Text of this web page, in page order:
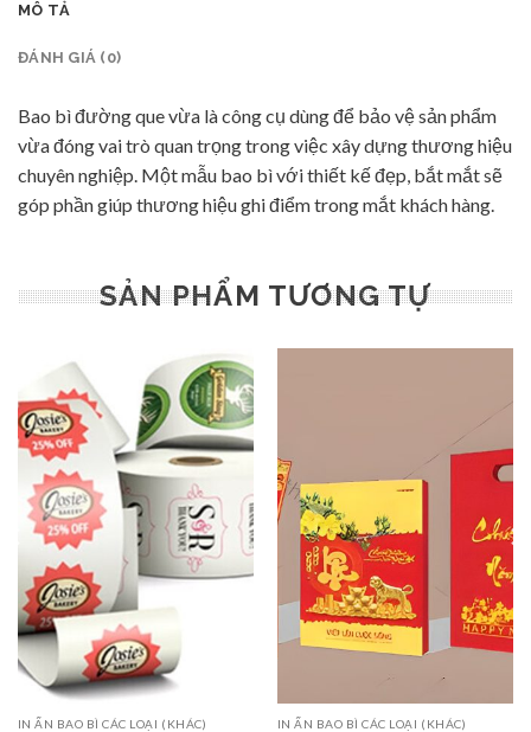
MÔ TẢ
ĐÁNH GIÁ (0)
Bao bì đường que vừa là công cụ dùng để bảo vệ sản phẩm
vừa đóng vai trò quan trọng trong việc xây dựng thương hiệu
chuyên nghiệp. Một mẫu bao bì với thiết kế đẹp, bắt mắt sẽ
góp phần giúp thương hiệu ghi điểm trong mắt khách hàng.
SẢN PHẨM TƯƠNG TỰ
IN ẤN BAO BÌ CÁC LOẠI (KHÁC) IN ẤN BAO BÌ CÁC LOẠI (KHÁC)